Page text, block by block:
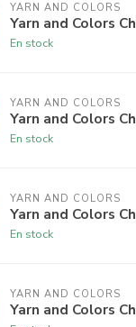
YARN AND COLORS
Yarn and Colors
En stock
YARN AND COLORS
Yarn and Colors
En stock
YARN AND COLORS
Yarn and Colors
En stock
YARN AND COLORS
Yarn and Colors